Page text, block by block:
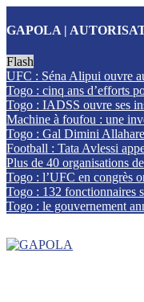
GAPOLA |
Flash
UFC : Séna Alipui ouvre
Togo : cinq ans d’efforts
Togo : IADSS ouvre ses
Machine à foufou : une
Togo : Gal Dimini
Football : Tata Avlessi
Plus de 40 organisations
Togo : l’UFC en congrès
Togo : 132 fonctionnaires
Togo : le gouvernement